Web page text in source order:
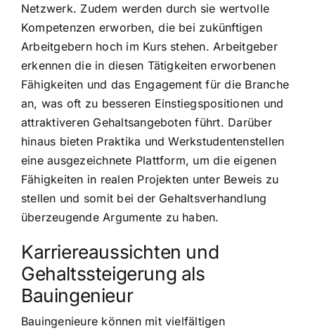
Netzwerk. Zudem werden durch sie wertvolle
Kompetenzen erworben, die bei zukünftigen
Arbeitgebern hoch im Kurs stehen. Arbeitgeber
erkennen die in diesen Tätigkeiten erworbenen
Fähigkeiten und das Engagement für die Branche
an, was oft zu besseren Einstiegspositionen und
attraktiveren Gehaltsangeboten führt. Darüber
hinaus bieten Praktika und Werkstudentenstellen
eine ausgezeichnete Plattform, um die eigenen
Fähigkeiten in realen Projekten unter Beweis zu
stellen und somit bei der Gehaltsverhandlung
überzeugende Argumente zu haben.
Karriereaussichten und
Gehaltssteigerung als
Bauingenieur
Bauingenieure können mit vielfältigen